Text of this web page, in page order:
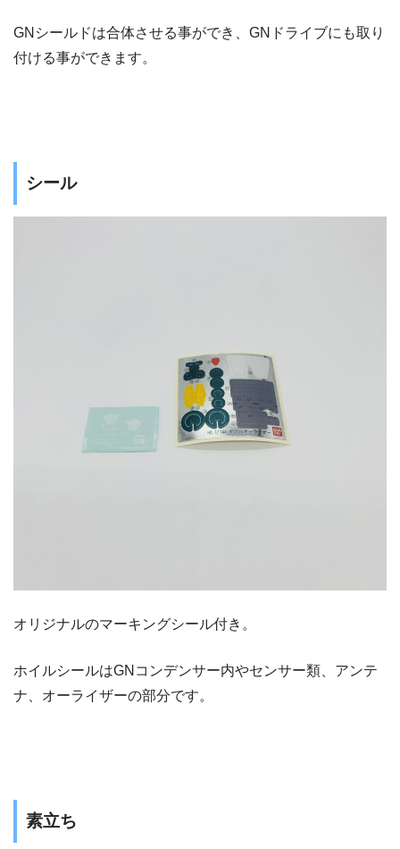
GNシールドは合体させる事ができ、GNドライブにも取り
付ける事ができます。
シール
オリジナルのマーキングシール付き。
ホイルシールはGNコンデンサー内やセンサー類、アンテ
ナ、オーライザーの部分です。
素立ち